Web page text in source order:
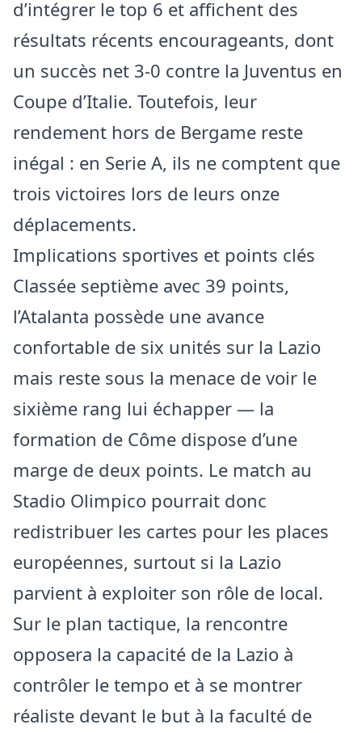
d’intégrer le top 6 et affichent des
résultats récents encourageants, dont
un succès net 3-0 contre la Juventus en
Coupe d’Italie. Toutefois, leur
rendement hors de Bergame reste
inégal : en Serie A, ils ne comptent que
trois victoires lors de leurs onze
déplacements.
Implications sportives et points clés
Classée septième avec 39 points,
l’Atalanta possède une avance
confortable de six unités sur la Lazio
mais reste sous la menace de voir le
sixième rang lui échapper — la
formation de Côme dispose d’une
marge de deux points. Le match au
Stadio Olimpico pourrait donc
redistribuer les cartes pour les places
européennes, surtout si la Lazio
parvient à exploiter son rôle de local.
Sur le plan tactique, la rencontre
opposera la capacité de la Lazio à
contrôler le tempo et à se montrer
réaliste devant le but à la faculté de